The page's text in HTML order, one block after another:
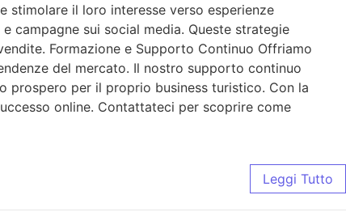
stimolare il loro interesse verso esperienze
campagne sui social media. Queste strategie
Formazione e Supporto Continuo Offriamo
del mercato. Il nostro supporto continuo
prospero per il proprio business turistico. Con la
online. Contattateci per scoprire come
Leggi Tutto